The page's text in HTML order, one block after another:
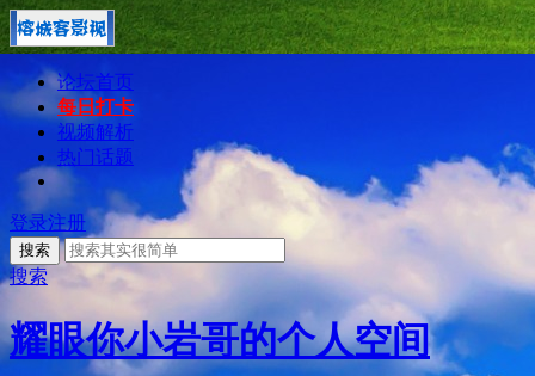
论坛首页
每日打卡
视频解析
热门话题
登录注册
搜索
搜索
耀眼你小岩哥的个人空间